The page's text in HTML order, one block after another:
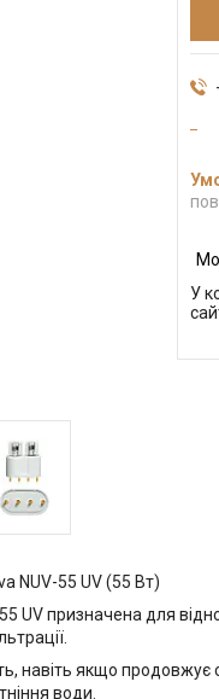
У
NUV-55 UV (55 Вт)
UV призначена для
якщо продовжує
води.